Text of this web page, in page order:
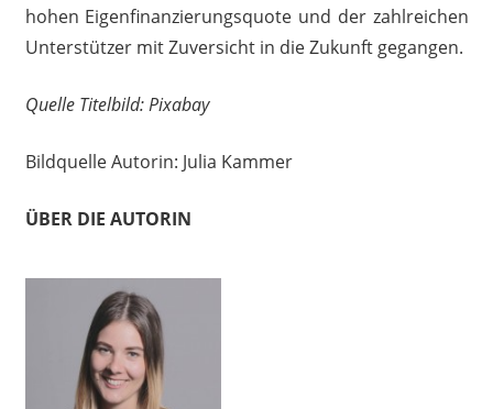
hohen Eigenfinanzierungsquote und der zahlreichen
Unterstützer mit Zuversicht in die Zukunft gegangen.
Quelle Titelbild: Pixabay
Bildquelle Autorin: Julia Kammer
ÜBER DIE AUTORIN